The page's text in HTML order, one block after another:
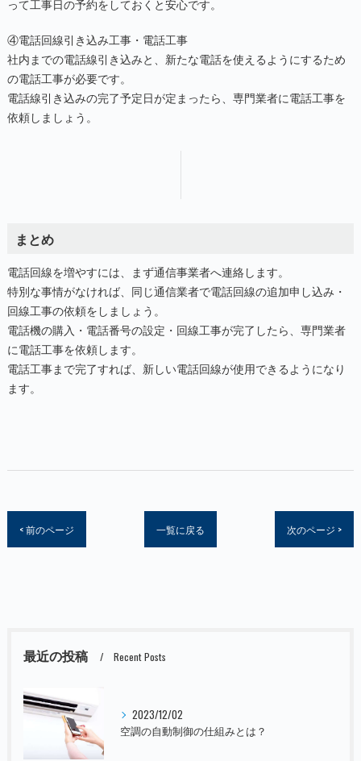
って工事日の予約をしておくと安心です。
④電話回線引き込み工事・電話工事
社内までの電話線引き込みと、新たな電話を使えるようにするため
の電話工事が必要です。
電話線引き込みの完了予定日が定まったら、専門業者に電話工事を
依頼しましょう。
まとめ
電話回線を増やすには、まず通信事業者へ連絡します。
特別な事情がなければ、同じ通信業者で電話回線の追加申し込み・
回線工事の依頼をしましょう。
電話機の購入・電話番号の設定・回線工事が完了したら、専門業者
に電話工事を依頼します。
電話工事まで完了すれば、新しい電話回線が使用できるようになり
ます。
< 前のページ 一覧に戻る 次のページ >
最近の投稿 Recent Posts
2023/12/02
空調の自動制御の仕組みとは？